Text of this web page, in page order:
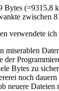
Bytes (=9315,8
zwischen
verwendete
miserablen
der
Bytes zu
noch
neuere Dateien